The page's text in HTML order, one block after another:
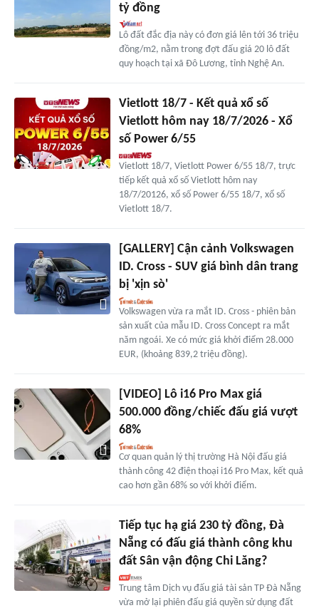
tỷ đồng
Lô đất đắc địa này có đơn giá lên tới 36 triệu
đồng/m2, nằm trong đợt đấu giá 20 lô đất
quy hoạch tại xã Đô Lương, tỉnh Nghệ An.
Vietlott 18/7 - Kết quả xổ số
Vietlott hôm nay 18/7/2026 - Xổ
số Power 6/55
Vietlott 18/7, Vietlott Power 6/55 18/7, trực
tiếp kết quả xổ số Vietlott hôm nay
18/7/20126, xổ số Power 6/55 18/7, xổ số
Vietlott 18/7.
[GALLERY] Cận cảnh Volkswagen
ID. Cross - SUV giá bình dân trang
bị 'xịn sò'
Volkswagen vừa ra mắt ID. Cross - phiên bản
sản xuất của mẫu ID. Cross Concept ra mắt
năm ngoái. Xe có mức giá khởi điểm 28.000
EUR, (khoảng 839,2 triệu đồng).
[VIDEO] Lô i16 Pro Max giá
500.000 đồng/chiếc đấu giá vượt
68%
Cơ quan quản lý thị trường Hà Nội đấu giá
thành công 42 điện thoại i16 Pro Max, kết quả
cao hơn gần 68% so với khởi điểm.
Tiếp tục hạ giá 230 tỷ đồng, Đà
Nẵng có đấu giá thành công khu
đất Sân vận động Chi Lăng?
Trung tâm Dịch vụ đấu giá tài sản TP Đà Nẵng
vừa mở lại phiên đấu giá quyền sử dụng đất